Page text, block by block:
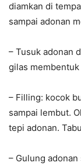
diamkan di
sampai adonan
– Tusuk adonan
gilas
– Filling: kocok
sampai lembut.
tepi adonan.
– Gulung